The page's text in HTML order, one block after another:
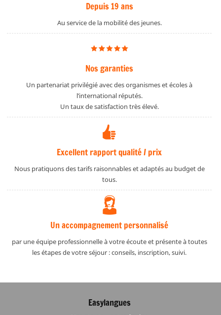
Depuis 19 ans
Au service de la mobilité des jeunes.
Nos garanties
Un partenariat privilégié avec des organismes et écoles à
l’international réputés.
Un taux de satisfaction très élevé.
Excellent rapport qualité / prix
Nous pratiquons des tarifs raisonnables et adaptés au budget de
tous.
Un accompagnement personnalisé
par une équipe professionnelle à votre écoute et présente à toutes
les étapes de votre séjour : conseils, inscription, suivi.
Easylangues